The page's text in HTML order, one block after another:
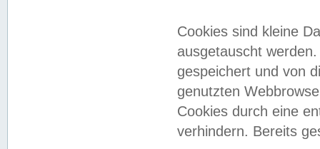
Cookies sind kleine
ausgetauscht
gespeichert und von
genutzten
Cookies durch eine
verhindern. Bereits